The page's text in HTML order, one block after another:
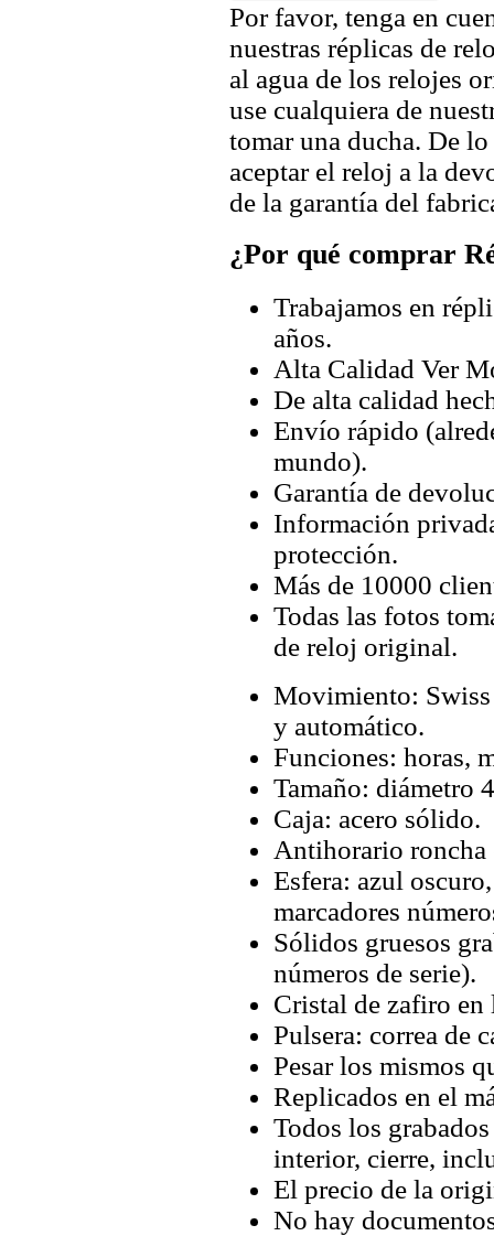
Por favor, tenga en
nuestras réplicas de
al agua de los relojes
use cualquiera de
tomar una ducha. De
aceptar el reloj a la
de la garantía del
¿Por qué comprar
Trabajamos en
años.
Alta Calidad Ver
De alta calidad
Envío rápido
mundo).
Garantía de
Información
protección.
Más de 10000
Todas las fotos
de reloj original.
Movimiento:
y automático.
Funciones: horas,
Tamaño: diámetro
Caja: acero sólido.
Antihorario roncha
Esfera: azul
marcadores
Sólidos gruesos
números de serie).
Cristal de zafiro
Pulsera: correa de
Pesar los mismos
Replicados en el
Todos los
interior, cierre,
El precio de la
No hay